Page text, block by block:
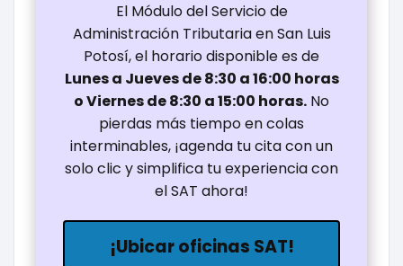
El Módulo del Servicio de
Administración Tributaria en San Luis
Potosí, el horario disponible es de
Lunes a Jueves de 8:30 a 16:00 horas
o Viernes de 8:30 a 15:00 horas. No
pierdas más tiempo en colas
interminables, ¡agenda tu cita con un
solo clic y simplifica tu experiencia con
el SAT ahora!
¡Ubicar oficinas SAT!